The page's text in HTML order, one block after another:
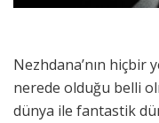
Nezhdana’nın hiçbir
nerede olduğu belli
dünya ile fantastik